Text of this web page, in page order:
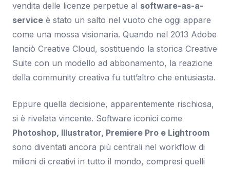
vendita delle licenze perpetue al software-as-a-
service è stato un salto nel vuoto che oggi appare
come una mossa visionaria. Quando nel 2013 Adobe
lanciò Creative Cloud, sostituendo la storica Creative
Suite con un modello ad abbonamento, la reazione
della community creativa fu tutt’altro che entusiasta.
Eppure quella decisione, apparentemente rischiosa,
si è rivelata vincente. Software iconici come
Photoshop, Illustrator, Premiere Pro e Lightroom
sono diventati ancora più centrali nel workflow di
milioni di creativi in tutto il mondo, compresi quelli